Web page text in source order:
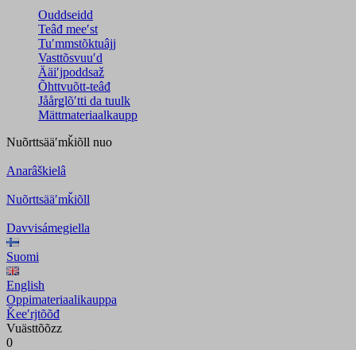
Ouddseidd
Teâđ meeʹst
Tuʹmmstõktuâjj
Vasttõsvuuʹd
Ääiʹjpoddsaž
Õhttvuõtt-teâđ
Jåårǥlõʹtti da tuulk
Mättmateriaalkaupp
Nuõrttsääʹmǩiõll nuo
Anarâškielâ
Nuõrttsääʹmǩiõll
Davvisámegiella
Suomi
English
Oppimateriaalikauppa
Ǩeeʹrjtõõđ
Vuästtõõzz
0